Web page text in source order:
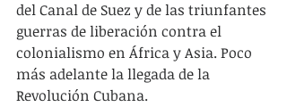
del Canal de Suez y de las triunfantes
guerras de liberación contra el
colonialismo en África y Asia. Poco
más adelante la llegada de la
Revolución Cubana.